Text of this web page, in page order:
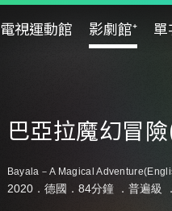
電視運動館 影劇館⁺
巴亞拉魔幻冒
Bayala－A Magical
2020．德國．84分鐘 ． 普遍級 ．